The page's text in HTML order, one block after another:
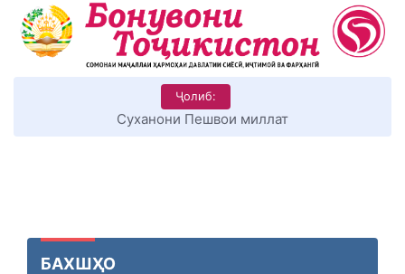
Ҷолиб:
Суханони Пешвои миллат
БАХШҲО